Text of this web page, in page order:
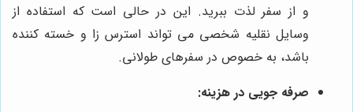
و از سفر لذت ببرید. این در حالی است که استفاده از
وسایل نقلیه شخصی می تواند استرس زا و خسته کننده
باشد، به خصوص در سفرهای طولانی.
صرفه جویی در هزینه: